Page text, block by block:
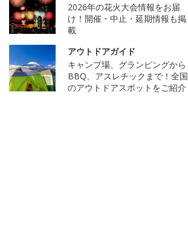
2026年の花火大会情報をお届
け！開催・中止・延期情報も掲
載
アウトドアガイド
キャンプ場、グランピングから
BBQ、アスレチックまで！全国
のアウトドアスポットをご紹介